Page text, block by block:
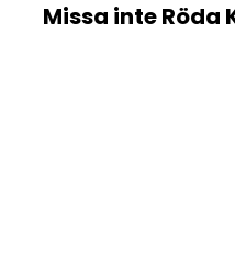
Missa inte Röda